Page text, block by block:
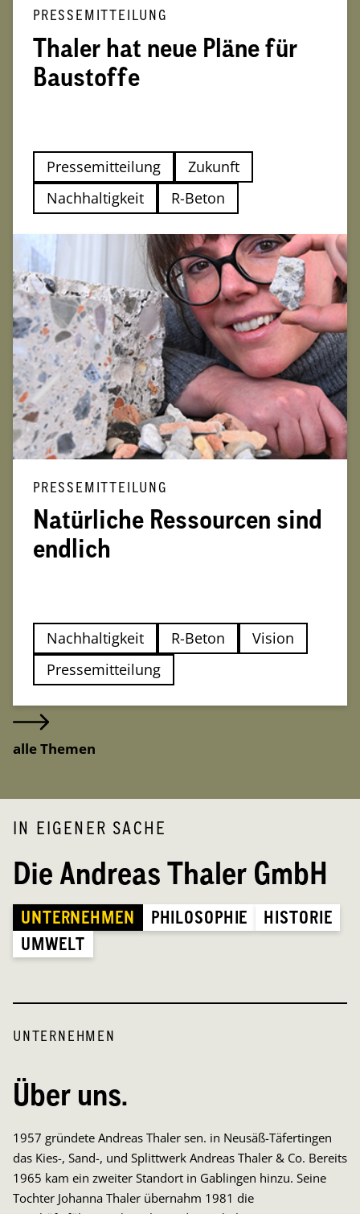
PRESSEMITTEILUNG
Thaler hat neue Pläne für
Baustoffe
Pressemitteilung
Zukunft
Nachhaltigkeit
R-Beton
PRESSEMITTEILUNG
Natürliche Ressourcen sind
endlich
Nachhaltigkeit R-Beton
Vision
Pressemitteilung
alle Themen
IN EIGENER SACHE
Die Andreas Thaler GmbH
UNTERNEHMEN PHILOSOPHIE
HISTORIE
UMWELT
UNTERNEHMEN
Über uns.
1957 gründete Andreas Thaler sen. in Neusäß-Täfertingen
das Kies-, Sand-, und Splittwerk Andreas Thaler & Co. Bereits
1965 kam ein zweiter Standort in Gablingen hinzu. Seine
Tochter Johanna Thaler übernahm 1981 die